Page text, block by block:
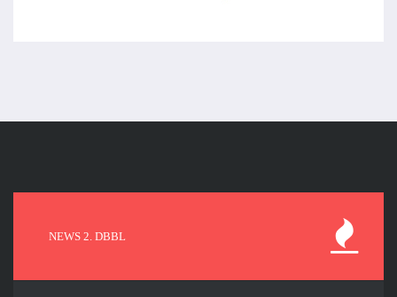
NEWS 2. DBBL